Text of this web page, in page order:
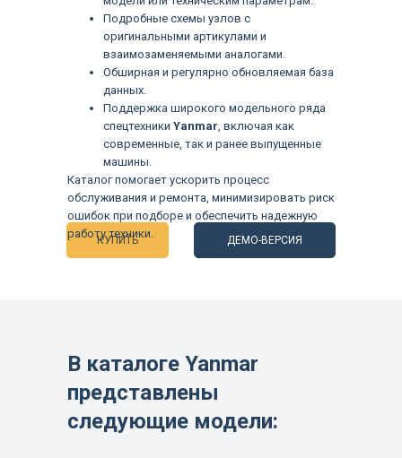
КУПИТЬ ДЕМО-ВЕРСИЯ
Подробные схемы узлов с
оригинальными артикулами и
взаимозаменяемыми аналогами.
Обширная и регулярно обновляемая база
данных.
Поддержка широкого модельного ряда
спецтехники Yanmar, включая как
современные, так и ранее выпущенные
машины.
Каталог помогает ускорить процесс
обслуживания и ремонта, минимизировать риск
ошибок при подборе и обеспечить надежную
работу техники.
В каталоге Yanmar
представлены
следующие модели:
Языки